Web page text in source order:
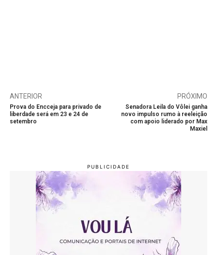
ANTERIOR
Prova do Encceja para privado de
liberdade será em 23 e 24 de
setembro
PRÓXIMO
Senadora Leila do Vôlei ganha
novo impulso rumo à reeleição
com apoio liderado por Max
Maxiel